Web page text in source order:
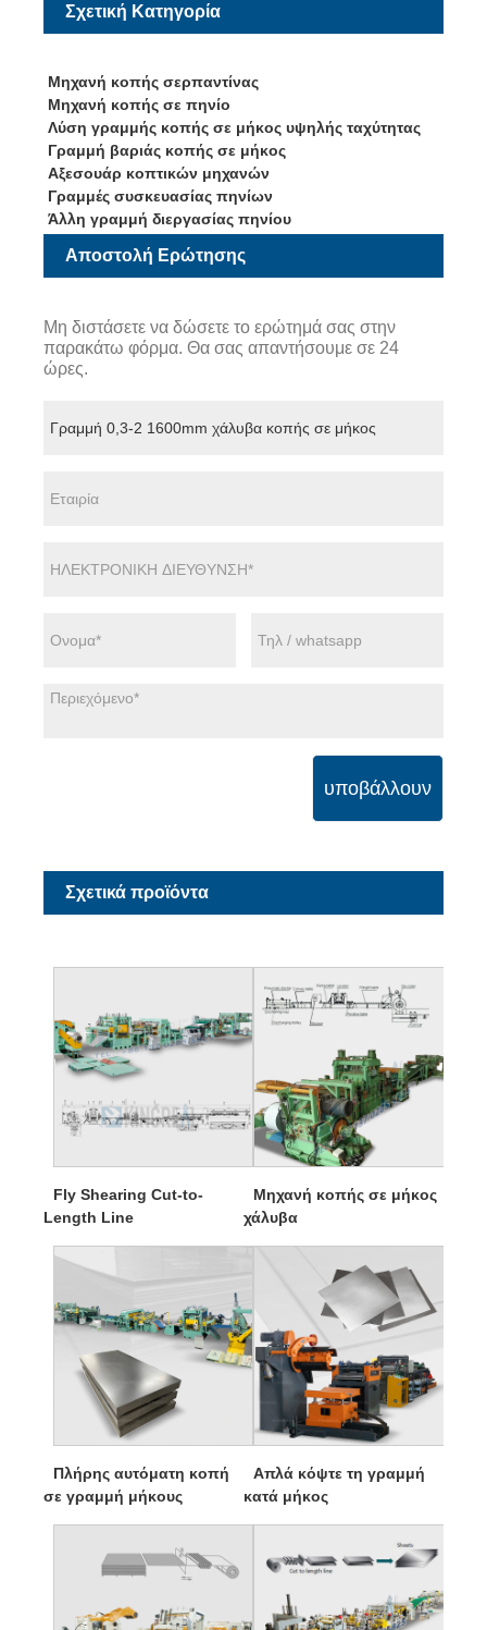
Σχετική Κατηγορία
Μηχανή κοπής σερπαντίνας
Μηχανή κοπής σε πηνίο
Λύση γραμμής κοπής σε μήκος υψηλής ταχύτητας
Γραμμή βαριάς κοπής σε μήκος
Αξεσουάρ κοπτικών μηχανών
Γραμμές συσκευασίας πηνίων
Άλλη γραμμή διεργασίας πηνίου
Αποστολή Ερώτησης
Μη διστάσετε να δώσετε το ερώτημά σας στην
παρακάτω φόρμα. Θα σας απαντήσουμε σε 24
ώρες.
υποβάλλουν
Σχετικά προϊόντα
Fly Shearing Cut-to-
Length Line
Μηχανή κοπής σε μήκος
χάλυβα
Πλήρης αυτόματη κοπή
σε γραμμή μήκους
Απλά κόψτε τη γραμμή
κατά μήκος